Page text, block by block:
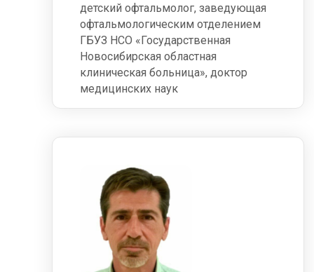
детский офтальмолог, заведующая
офтальмологическим отделением
ГБУЗ НСО «Государственная
Новосибирская областная
клиническая больница», доктор
медицинских наук